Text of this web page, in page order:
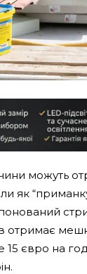
можуть
як
отримає
євро на